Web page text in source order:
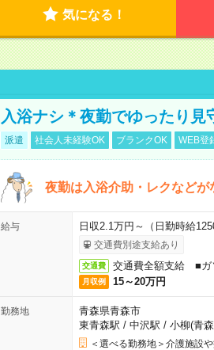
気になる！
入浴ナシ＊夜勤でゆったり
派遣 社会人未経験OK ブランクOK WEB登
夜勤は入浴介助・レクなど
給与 日収2.1万円～（日勤時給
交通費別途支給あり
交通費 交通費全額支給 ■ガ
月収例 15～20万円
勤務地
青森県青森市
東青森駅 / 中沢駅 / 小柳(青
＜選べる勤務地＞介護施設